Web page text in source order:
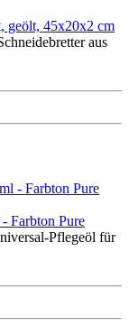
geölt, 45x20x2 cm
aus
Farbton Pure
Pflegeöl für